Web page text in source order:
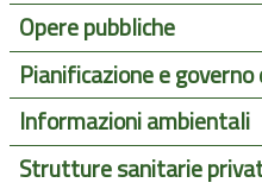
Opere pubbliche
Pianificazione e
Informazioni ambientali
Strutture sanitarie